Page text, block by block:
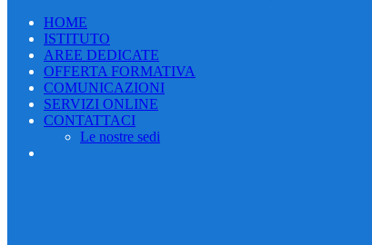
HOME
ISTITUTO
AREE DEDICATE
OFFERTA FORMATIVA
COMUNICAZIONI
SERVIZI ONLINE
CONTATTACI
Le nostre sedi